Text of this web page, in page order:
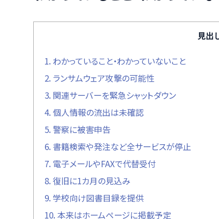
見出
1. わかっていること・わかっていないこと
2. ランサムウェア攻撃の可能性
3. 関連サーバーを緊急シャットダウン
4. 個人情報の流出は未確認
5. 警察に被害申告
6. 書籍検索や発注など全サービスが停止
7. 電子メールやFAXで代替受付
8. 復旧に1カ月の見込み
9. 学校向け図書目録を提供
10. 本来はホームページに掲載予定